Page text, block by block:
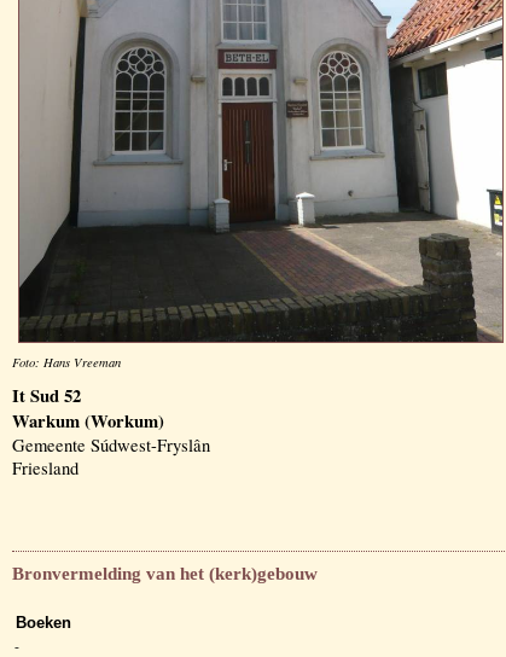
Foto: Hans Vreeman
It Sud 52
Warkum (Workum)
Gemeente Súdwest-Fryslân
Friesland
Bronvermelding van het (kerk)gebouw
Boeken
-